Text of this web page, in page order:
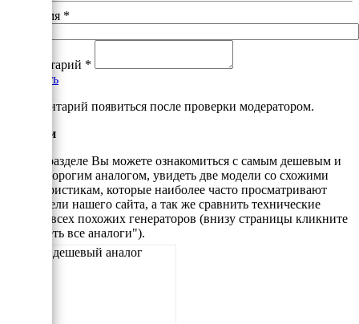
Ваше имя *
Комментарий *
Добавить
*Комментарий появиться после проверки модератором.
Аналоги
В этом разделе Вы можете ознакомиться с самым дешевым и
самым дорогим аналогом, увидеть две модели со схожими
характеристикам, которые наиболее часто просматривают
посетители нашего сайта, а так же сравнить технические
данные всех похожих генераторов (внизу страницы кликните
"Смотреть все аналоги").
Самый дешевый аналог